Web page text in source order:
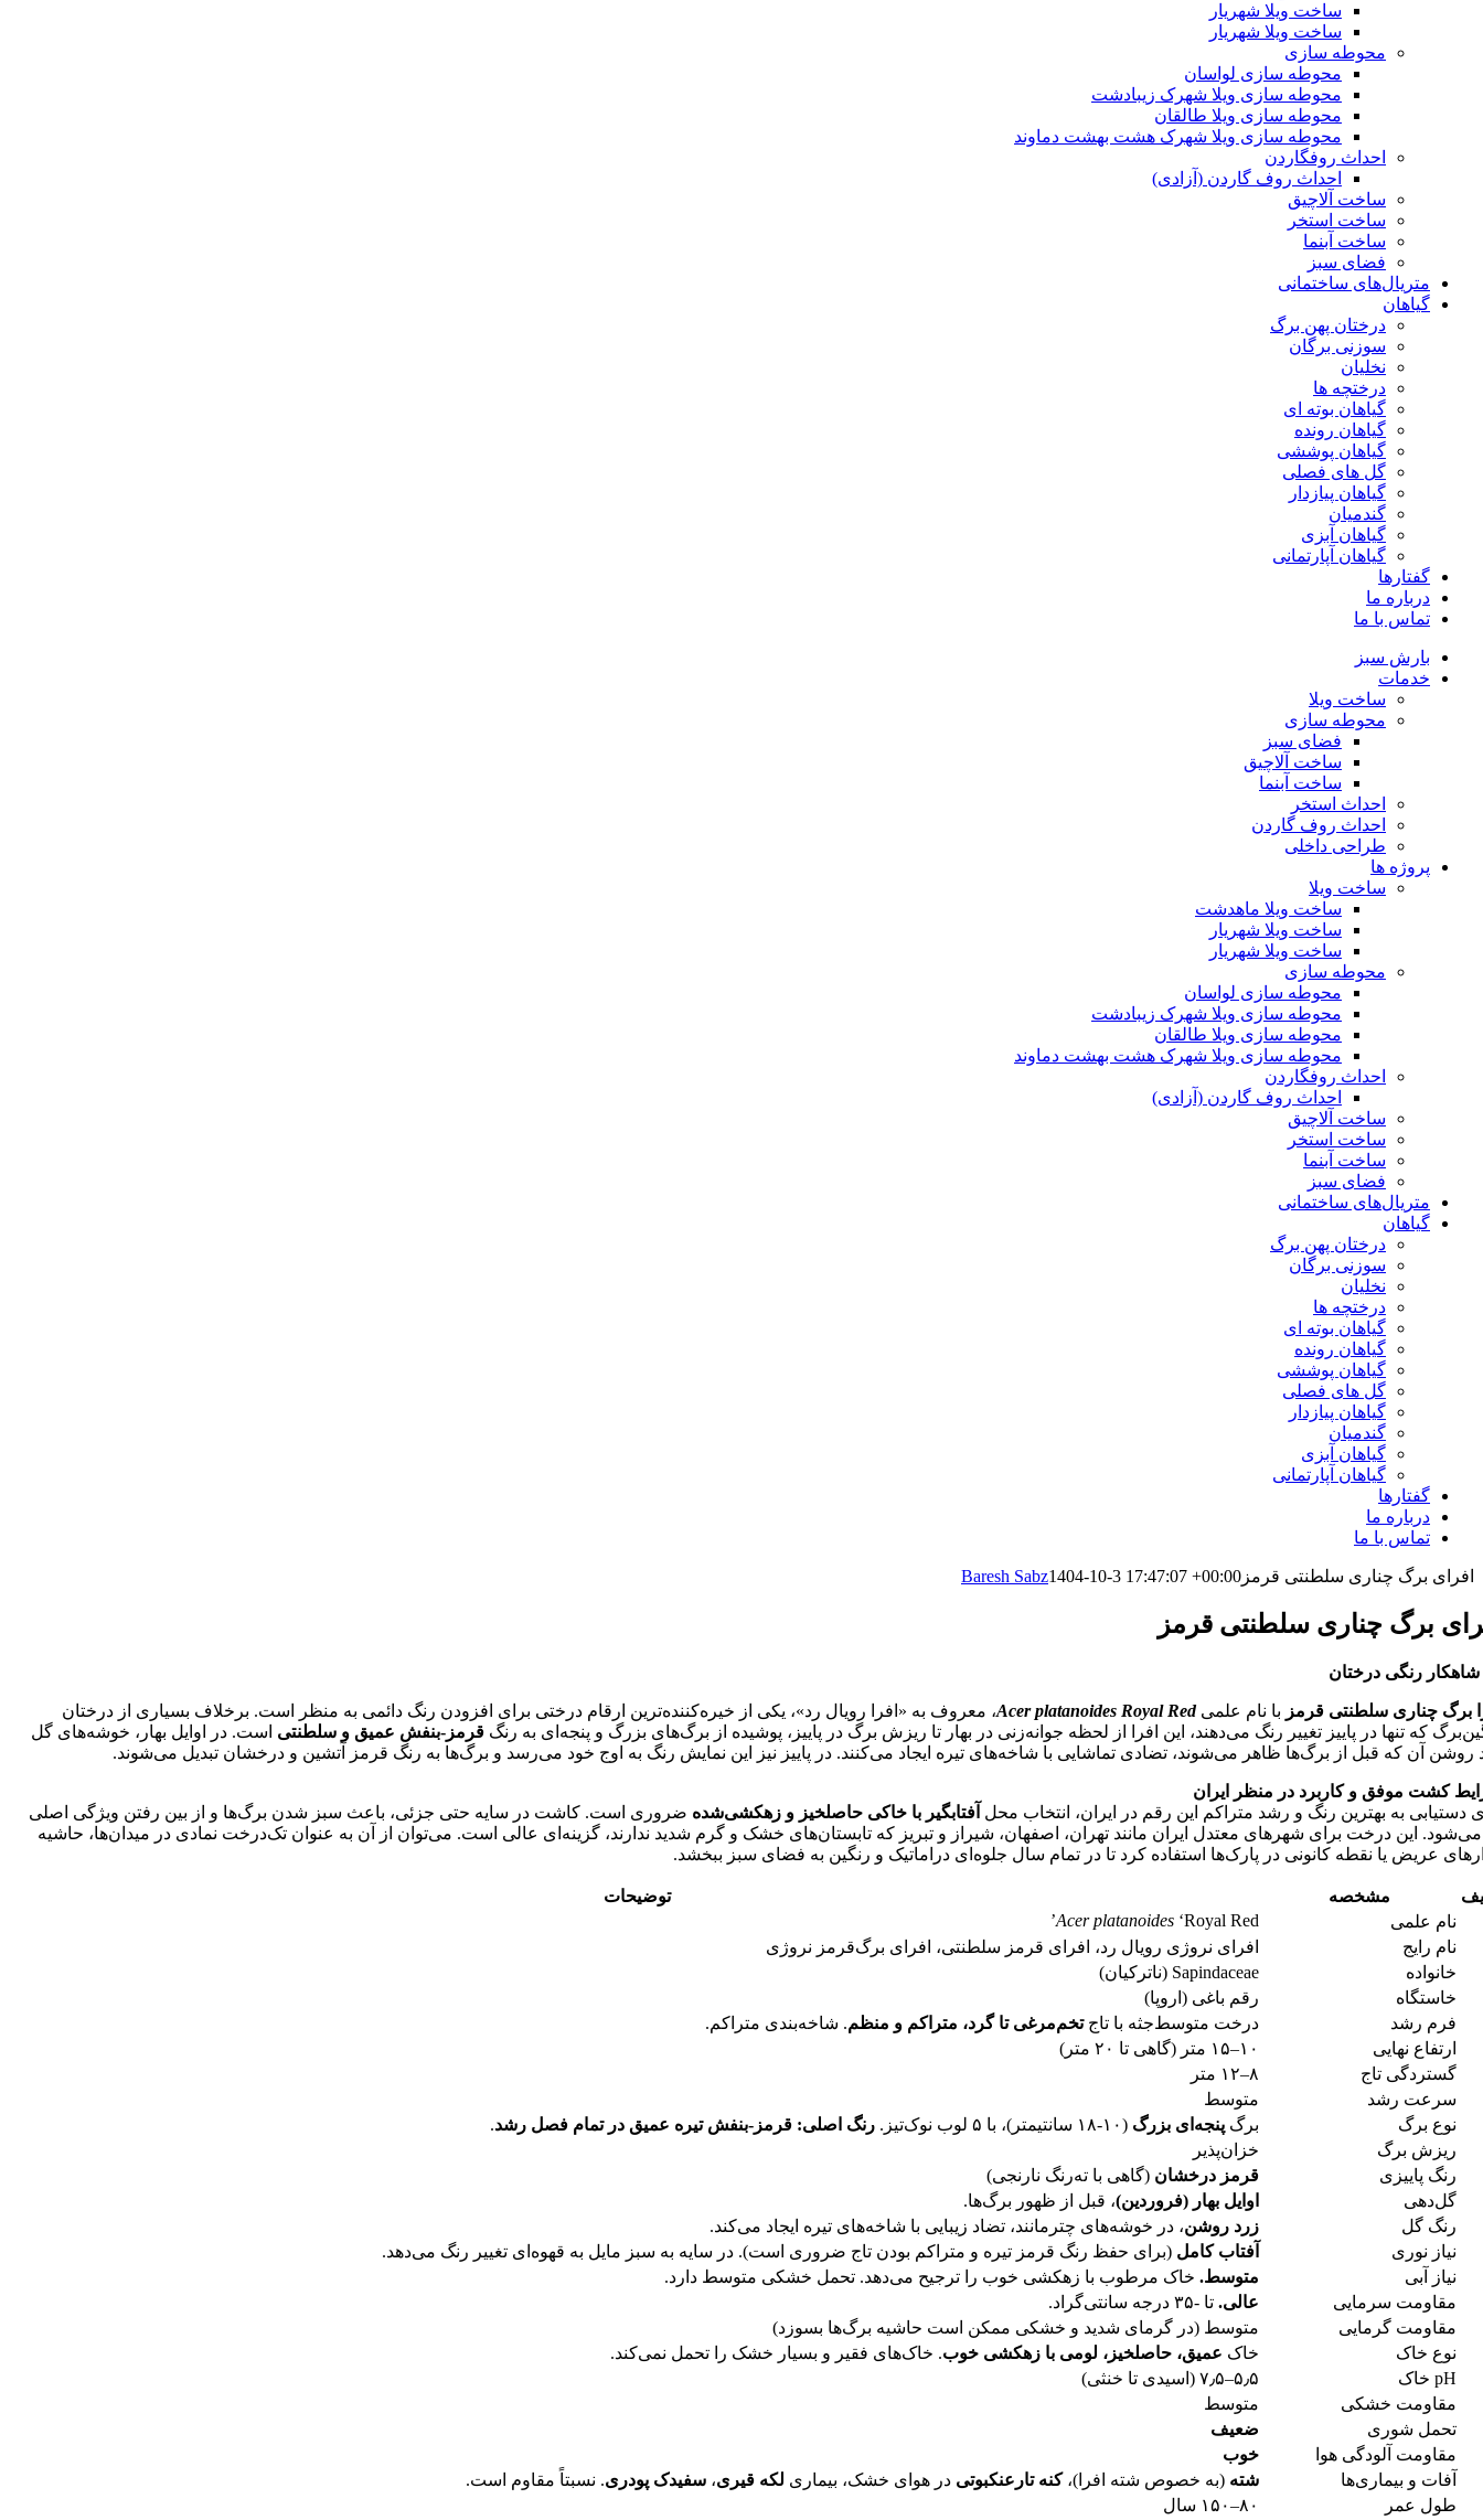
ساخت ویلا شهریار
ساخت ویلا شهریار
محوطه سازی
محوطه سازی لواسان
محوطه سازی ویلا شهرک زیبادشت
محوطه سازی ویلا طالقان
محوطه سازی ویلا شهرک هشت بهشت دماوند
احداث روفگاردن
احداث روف گاردن (آزادی)
ساخت آلاچیق
ساخت استخر
ساخت آبنما
فضای سبز
متریال‌های ساختمانی
گیاهان
درختان پهن برگ
سوزنی برگان
نخلیان
درختچه ها
گیاهان بوته ای
گیاهان رونده
گیاهان پوششی
گل های فصلی
گیاهان پیازدار
گندمیان
گیاهان آبزی
گیاهان آپارتمانی
گفتارها
درباره ما
تماس با ما
بارش سبز
خدمات
ساخت ویلا
محوطه سازی
فضای سبز
ساخت آلاچیق
ساخت آبنما
احداث استخر
احداث روف گاردن
طراحی داخلی
پروژه ها
ساخت ویلا
ساخت ویلا ماهدشت
ساخت ویلا شهریار
ساخت ویلا شهریار
محوطه سازی
محوطه سازی لواسان
محوطه سازی ویلا شهرک زیبادشت
محوطه سازی ویلا طالقان
محوطه سازی ویلا شهرک هشت بهشت دماوند
احداث روفگاردن
احداث روف گاردن (آزادی)
ساخت آلاچیق
ساخت استخر
ساخت آبنما
فضای سبز
متریال‌های ساختمانی
گیاهان
درختان پهن برگ
سوزنی برگان
نخلیان
درختچه ها
گیاهان بوته ای
گیاهان رونده
گیاهان پوششی
گل های فصلی
گیاهان پیازدار
گندمیان
گیاهان آبزی
گیاهان آپارتمانی
گفتارها
درباره ما
تماس با ما
افرای برگ چناری سلطنتی قرمز Baresh Sabz1404-10-3 17:47:07 +00:00
برگ چناری سلطنتی قرمز
رنگی درختان
برگ چناری سلطنتی قرمز با نام علمیAcer platanoides Royal Red، معروف به «افرا رویال رد»، یکی از خیره‌کننده‌ترین ارقام درختی برای افزودن رنگ دائمی به منظر است. برخلاف بسیاری از درختان
که تنها در پاییز تغییر رنگ می‌دهند، این افرا از لحظه جوانه‌زنی در بهار تا ریزش برگ در پاییز، پوشیده از برگ‌های بزرگ و پنجه‌ای به رنگقرمز-بنفش عمیق و سلطنتی است. در اوایل بهار، خوشه‌های گل
روشن آن که قبل از برگ‌ها ظاهر می‌شوند، تضادی تماشایی با شاخه‌های تیره ایجاد می‌کنند. در پاییز نیز این نمایش رنگ به اوج خود می‌رسد و برگ‌ها به رنگ قرمز آتشین و درخشان تبدیل می‌شوند.
کشت موفق و کاربرد در منظر ایران
دستیابی به بهترین رنگ و رشد متراکم این رقم در ایران، انتخاب محل آفتابگیر با خاکی حاصلخیز و زهکشی‌شده ضروری است. کاشت در سایه حتی جزئی، باعث سبز شدن برگ‌ها و از بین رفتن ویژگی اصلی
این درخت برای شهرهای معتدل ایران مانند تهران، اصفهان، شیراز و تبریز که تابستان‌های خشک و گرم شدید ندارند، گزینه‌ای عالی است. می‌توان از آن به عنوان تک‌درخت نمادی در میدان‌ها، حاشیه
عریض یا نقطه کانونی در پارک‌ها استفاده کرد تا در تمام سال جلوه‌ای دراماتیک و رنگین به فضای سبز ببخشد.
مشخصه
توضیحات
نام علمی
Acer platanoides‘Royal Red’
نام رایج
افرای نروژی رویال رد، افرای قرمز سلطنتی، افرای برگ‌قرمز نروژی
خانواده
Sapindaceae (ناترکیان)
خاستگاه
رقم باغی (اروپا)
فرم رشد
درخت متوسط‌جثه با تاجتخم‌مرغی تا گرد، متراکم و منظم. شاخه‌بندی متراکم.
ارتفاع نهایی
۱۰–۱۵ متر (گاهی تا ۲۰ متر)
گستردگی تاج
۸–۱۲ متر
سرعت رشد
متوسط
نوع برگ
برگپنجه‌ای بزرگ (۱۰-۱۸ سانتیمتر)، با ۵ لوب نوک‌تیز. رنگ اصلی: قرمز-بنفش تیره عمیق در تمام فصل رشد.
ریزش برگ
خزان‌پذیر
رنگ پاییزی قرمز درخشان (گاهی با ته‌رنگ نارنجی)
گل‌دهی اوایل بهار (فروردین)، قبل از ظهور برگ‌ها.
رنگ گل زرد روشن، در خوشه‌های چترمانند، تضاد زیبایی با شاخه‌های تیره ایجاد می‌کند.
نیاز نوری آفتاب کامل (برای حفظ رنگ قرمز تیره و متراکم بودن تاج ضروری است). در سایه به سبز مایل به قهوه‌ای تغییر رنگ می‌دهد.
نیاز آبی متوسط. خاک مرطوب با زهکشی خوب را ترجیح می‌دهد. تحمل خشکی متوسط دارد.
مقاومت سرمایی عالی. تا -۳۵ درجه سانتی‌گراد.
مقاومت گرمایی
متوسط (در گرمای شدید و خشکی ممکن است حاشیه برگ‌ها بسوزد)
نوع خاک خاک عمیق، حاصلخیز، لومی با زهکشی خوب. خاک‌های فقیر و بسیار خشک را تحمل نمی‌کند.
pH خاک
۵٫۵–۷٫۵ (اسیدی تا خنثی)
مقاومت خشکی
متوسط
تحمل شوری
ضعیف
مقاومت آلودگی هوا
خوب
آفات و بیماری‌ها شته (به خصوص شته افرا)،کنه تارعنکبوتی در هوای خشک، بیماری لکه قیری،سفیدک پودری. نسبتاً مقاوم است.
طول عمر
۸۰–۱۵۰ سال